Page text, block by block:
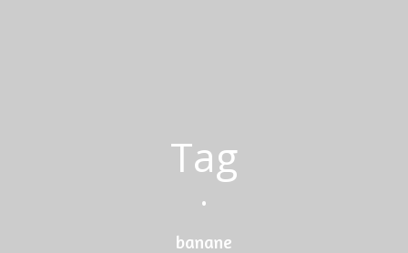
Tag
•
banane